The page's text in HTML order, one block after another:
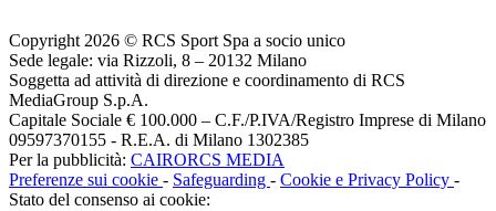
Copyright 2026 © RCS Sport Spa a socio unico
Sede legale: via Rizzoli, 8 – 20132 Milano
Soggetta ad attività di direzione e coordinamento di RCS
MediaGroup S.p.A.
Capitale Sociale € 100.000 – C.F./P.IVA/Registro Imprese di Milano
09597370155 - R.E.A. di Milano 1302385
Per la pubblicità: CAIRORCS MEDIA
Preferenze sui cookie - Safeguarding - Cookie e Privacy Policy -
Stato del consenso ai cookie: